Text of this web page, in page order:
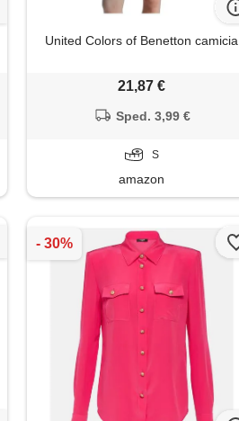
United Colors of Benetton camicia
21,87 €
Sped. 3,99 €
S
amazon